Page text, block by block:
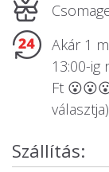
Akár 1
13:00-ig
Ft
választja)
Szállítás: